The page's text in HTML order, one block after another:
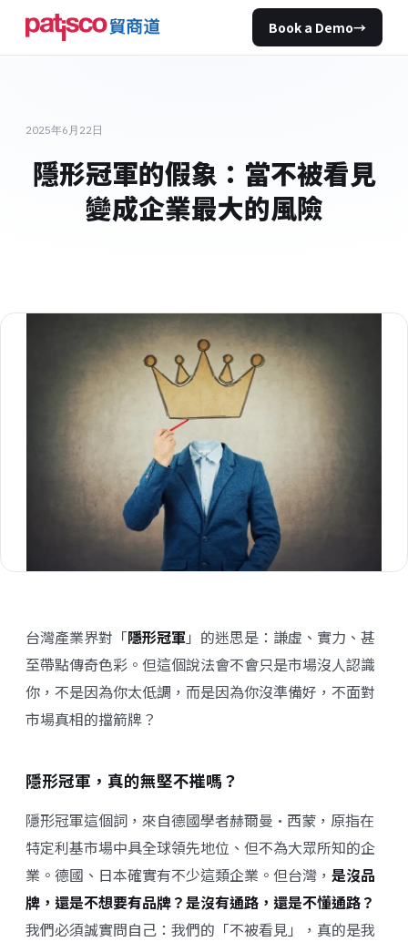
Book a Demo→
2025年6月22日
隱形冠軍的假象：當不被看見
變成企業最大的風險
台灣產業界對「隱形冠軍」的迷思是：謙虛、實力、甚
至帶點傳奇色彩。但這個說法會不會只是市場沒人認識
你，不是因為你太低調，而是因為你沒準備好，不面對
市場真相的擋箭牌？
隱形冠軍，真的無堅不摧嗎？
隱形冠軍這個詞，來自德國學者赫爾曼·西蒙，原指在
特定利基市場中具全球領先地位、但不為大眾所知的企
業。德國、日本確實有不少這類企業。但台灣， 是沒品
牌，還是不想要有品牌？是沒有通路，還是不懂通路？
我們必須誠實問自己：我們的「不被看見」，真的是我